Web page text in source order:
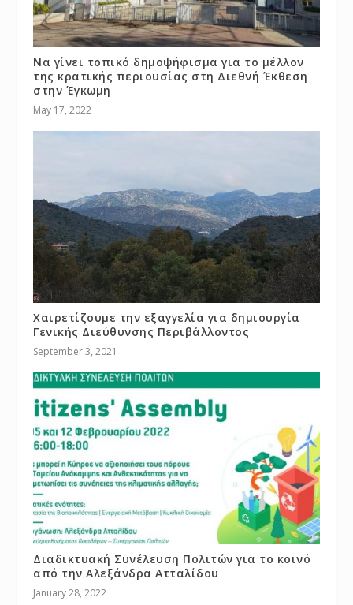
Να γίνει τοπικό δημοψήφισμα για το μέλλον
της κρατικής περιουσίας στη Διεθνή Έκθεση
στην Έγκωμη
May 17, 2022
Χαιρετίζουμε την εξαγγελία για δημιουργία
Γενικής Διεύθυνσης Περιβάλλοντος
September 3, 2021
Διαδικτυακή Συνέλευση Πολιτών για το κοινό
από την Αλεξάνδρα Ατταλίδου
January 28, 2022